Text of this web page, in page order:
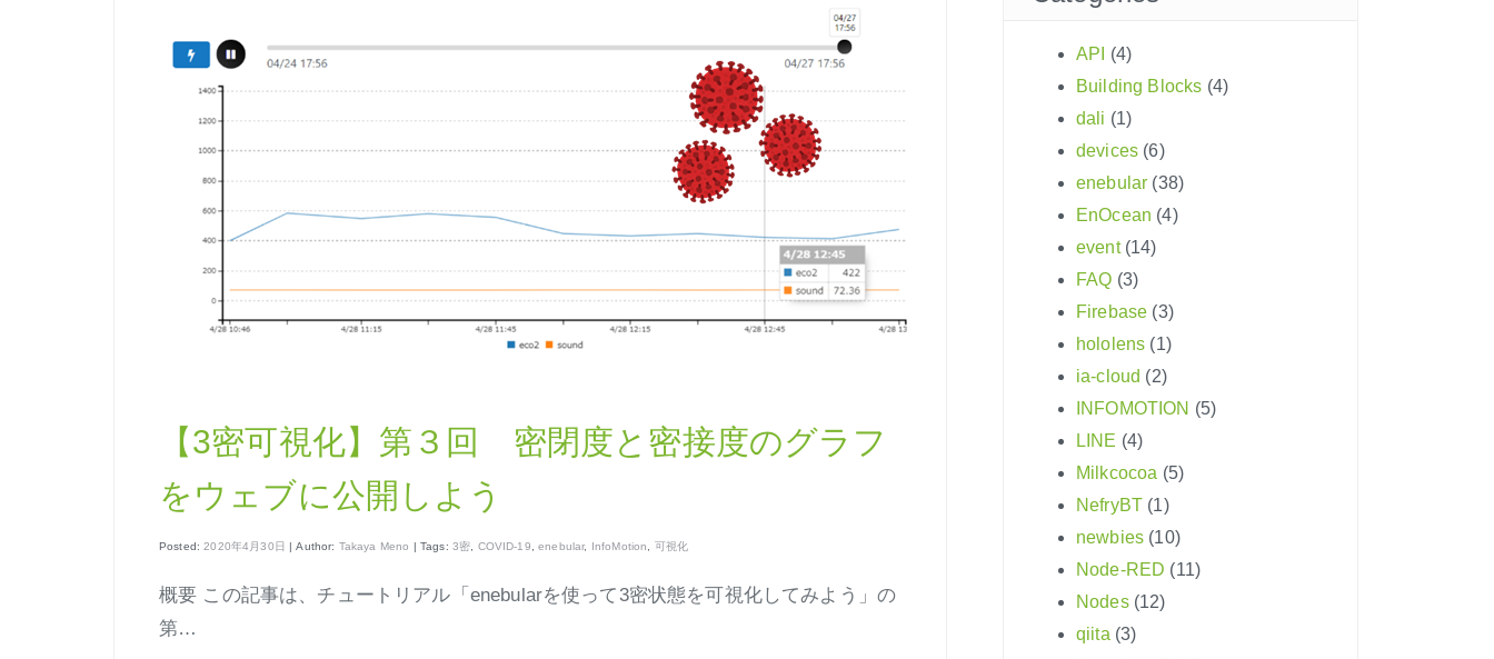
【3密可視化】第３回 密閉度と密接度のグラフ
をウェブに公開しよう
Posted:2020年4月30日 | Author: Takaya Meno | Tags: 3密, COVID-19,enebular, InfoMotion, 可視化
概要 この記事は、チュートリアル「enebularを使って3密状態を可視化してみよう」の
第…
API
(4)
Building Blocks (4)
dali (1)
devices (6)
enebular (38)
EnOcean (4)
event(14)
FAQ (3)
Firebase (3)
hololens (1)
ia-cloud (2)
INFOMOTION (5)
LINE (4)
Milkcocoa (5)
NefryBT (1)
newbies (10)
Node-RED (11)
Nodes(12)
qiita (3)